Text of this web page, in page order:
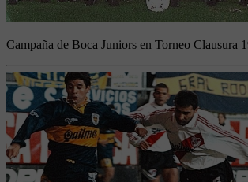
Campaña de Boca Juniors en Torneo Clausura